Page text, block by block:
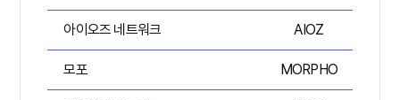
아이오즈 네트워크 AIOZ
모포 MORPHO